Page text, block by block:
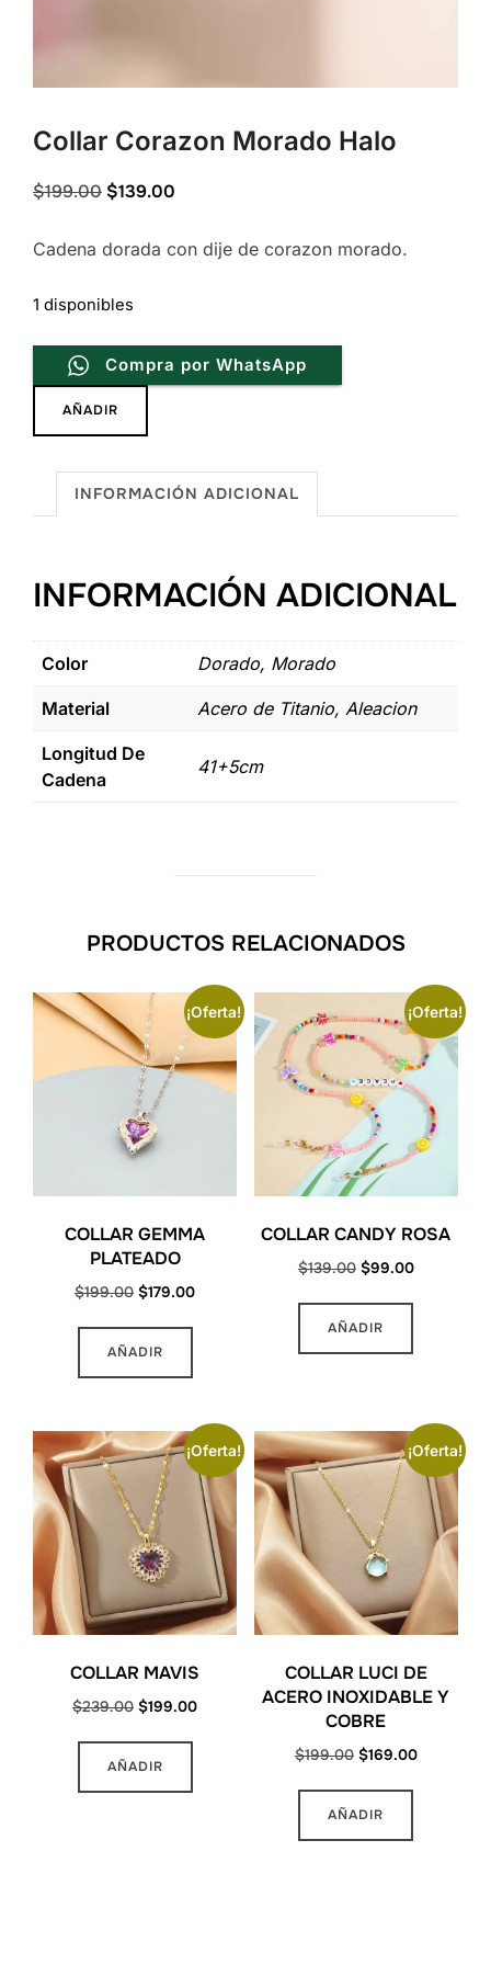
Collar Corazon Morado Halo
$199.00 Original
was:
$139.00
is:
Cadena dorada con dije de corazon morado.
1 disponibles
Compra por WhatsApp
Collar
Corazon
cantidad
AÑADIR
INFORMACIÓN ADICIONAL
INFORMACIÓN ADICIONAL
Color Dorado, Morado
Material Acero de Titanio, Aleacion
Longitud De
Cadena
41+5cm
PRODUCTOS RELACIONADOS
¡Oferta!
COLLAR GEMMA
PLATEADO
$199.00 Original
was:
$179.00Current
AÑADIR
¡Oferta!
COLLAR CANDY ROSA
$139.00 Original
was:
$99.00Current
AÑADIR
¡Oferta!
COLLAR MAVIS
$239.00 Original
was:
$199.00Current
AÑADIR
¡Oferta!
COLLAR LUCI DE
ACERO INOXIDABLE Y
COBRE
$199.00 Original
was:
$169.00Current
AÑADIR